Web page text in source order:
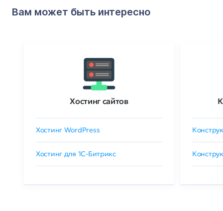
Вам может быть интересно
Хостинг сайтов
Хостинг WordPress
Хостинг для 1C-Битрикс